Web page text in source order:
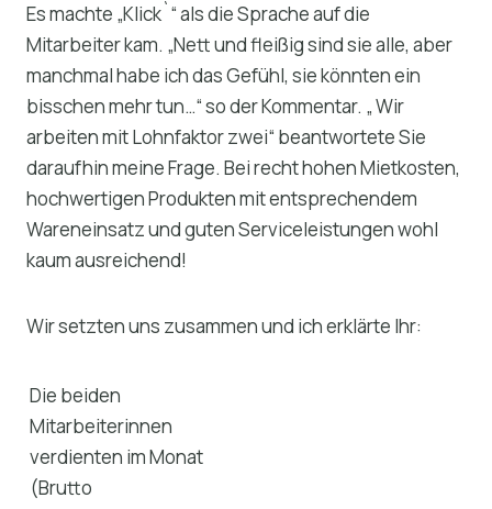
Es machte „Klick`“ als die Sprache auf die
Mitarbeiter kam. „Nett und fleißig sind sie alle, aber
manchmal habe ich das Gefühl, sie könnten ein
bisschen mehr tun…“ so der Kommentar. „ Wir
arbeiten mit Lohnfaktor zwei“ beantwortete Sie
daraufhin meine Frage. Bei recht hohen Mietkosten,
hochwertigen Produkten mit entsprechendem
Wareneinsatz und guten Serviceleistungen wohl
kaum ausreichend!
Wir setzten uns zusammen und ich erklärte Ihr:
Die beiden
Mitarbeiterinnen
verdienten im Monat
(Brutto